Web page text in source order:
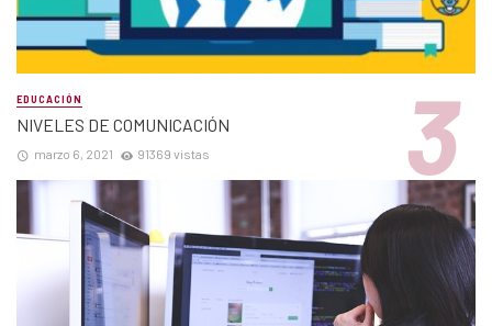
EDUCACIÓN
NIVELES DE COMUNICACIÓN
marzo 6, 2021 91369 vistas